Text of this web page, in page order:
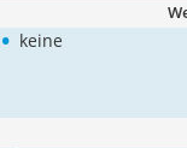
• keine